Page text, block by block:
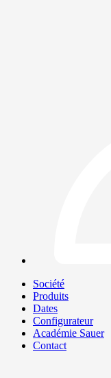
Société
Produits
Dates
Configurateur
Académie Sauer
Contact